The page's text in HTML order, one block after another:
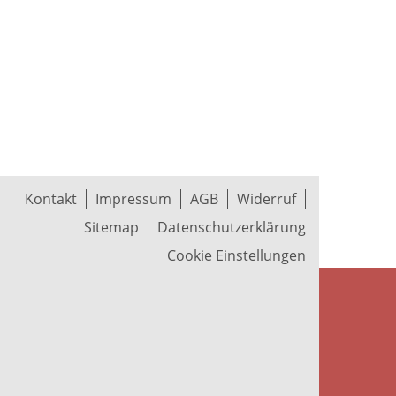
Kontakt Impressum AGB
Widerruf
Sitemap
Datenschutzerklärung
Cookie Einstellungen